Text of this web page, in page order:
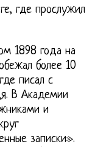
где прослужил
1898 года на
более 10
писал с
В Академии
и
записки».